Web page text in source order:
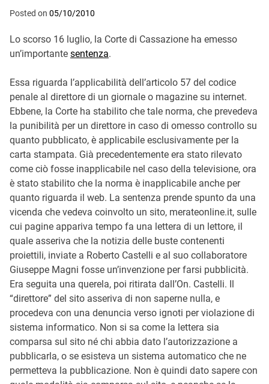
Posted on 05/10/2010
Lo scorso 16 luglio, la Corte di Cassazione ha emesso
un’importante sentenza.
Essa riguarda l’applicabilità dell’articolo 57 del codice
penale al direttore di un giornale o magazine su internet.
Ebbene, la Corte ha stabilito che tale norma, che prevedeva
la punibilità per un direttore in caso di omesso controllo su
quanto pubblicato, è applicabile esclusivamente per la
carta stampata. Già precedentemente era stato rilevato
come ciò fosse inapplicabile nel caso della televisione, ora
è stato stabilito che la norma è inapplicabile anche per
quanto riguarda il web. La sentenza prende spunto da una
vicenda che vedeva coinvolto un sito, merateonline.it, sulle
cui pagine appariva tempo fa una lettera di un lettore, il
quale asseriva che la notizia delle buste contenenti
proiettili, inviate a Roberto Castelli e al suo collaboratore
Giuseppe Magni fosse un’invenzione per farsi pubblicità.
Era seguita una querela, poi ritirata dall’On. Castelli. Il
“direttore” del sito asseriva di non saperne nulla, e
procedeva con una denuncia verso ignoti per violazione di
sistema informatico. Non si sa come la lettera sia
comparsa sul sito né chi abbia dato l’autorizzazione a
pubblicarla, o se esisteva un sistema automatico che ne
permetteva la pubblicazione. Non è quindi dato sapere con